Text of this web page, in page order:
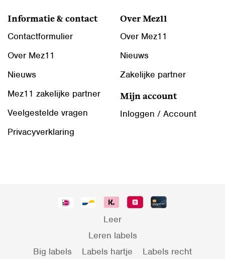
Informatie & contact
Contactformulier
Over Mez11
Nieuws
Mez11 zakelijke partner
Veelgestelde vragen
Privacyverklaring
Over Mez11
Over Mez11
Nieuws
Zakelijke partner
Mijn account
Inloggen / Account
Leer
Leren labels
Big labels
Labels hartje
Labels recht